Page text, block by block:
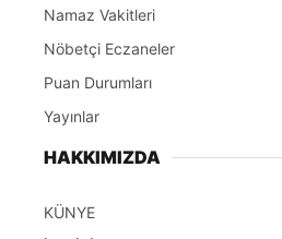
Namaz Vakitleri
Nöbetçi Eczaneler
Puan Durumları
Yayınlar
HAKKIMIZDA
KÜNYE